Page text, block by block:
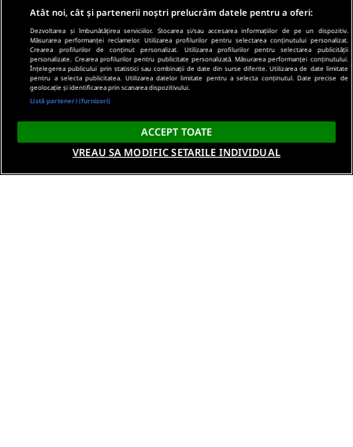
Atât noi, cât și partenerii noștri prelucrăm datele pentru a oferi:
Dezvoltarea și îmbunătățirea serviciilor. Stocarea și/sau accesarea informațiilor de pe un dispozitiv.
Măsurarea performanței reclamelor. Utilizarea profilurilor pentru selectarea conținutului personalizat.
Crearea profilurilor de conținut personalizat. Utilizarea profilurilor pentru selectarea publicității
personalizate. Crearea profilurilor pentru publicitate personalizată. Măsurarea performanței conținutului.
Înțelegerea publicului prin statistici sau combinații de date din surse diferite. Utilizarea de date limitate
pentru a selecta publicitatea. Utilizarea datelor limitate pentru a selecta conținutul. Date precise de
geolocație și identificarea prin scanarea dispozitivului.
Listă parteneri (furnizori)
ACCEPT TOATE
VREAU SA MODIFIC SETARILE INDIVIDUAL